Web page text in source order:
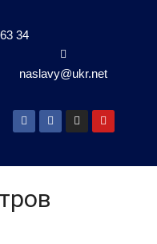
34
naslavy@ukr.net